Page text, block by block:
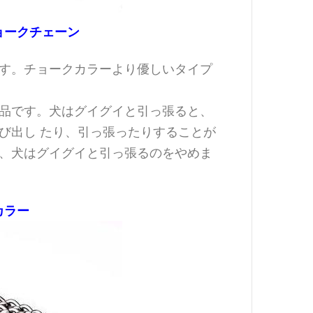
クチェーン
。チョークカラーより優しいタイプ
す。犬はグイグイと引っ張ると、
出し たり、引っ張ったりすることが
犬はグイグイと引っ張るのをやめま
ラー